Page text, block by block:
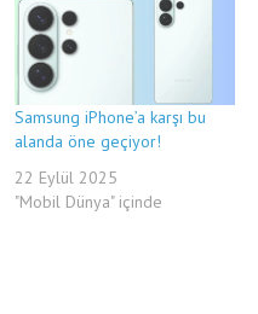
Samsung iPhone’a karşı bu
alanda öne geçiyor!
22 Eylül 2025
"Mobil Dünya" içinde